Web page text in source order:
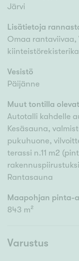
Järvi
Lisätietoja
Omaa rantaviivaa,
Vesistö
Päijänne
Muut tontilla
Autotalli kahdelle
Kesäsauna,
pukuhuone,
terassi n.11 m2
Rantasauna
Maapohjan pinta-
843 m²
Varustus